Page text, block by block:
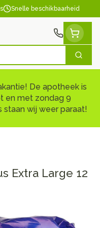
Snelle beschikbaarheid
Zoek
De apotheek is
en met zondag 9
staan wij weer paraat!
Extra Large 12